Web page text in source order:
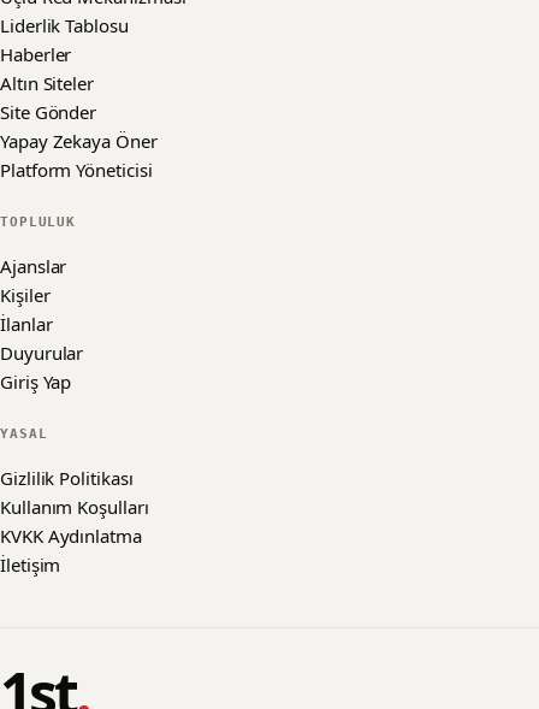
Liderlik Tablosu
Haberler
Altın Siteler
Site Gönder
Yapay Zekaya Öner
Platform Yöneticisi
TOPLULUK
Ajanslar
Kişiler
İlanlar
Duyurular
Giriş Yap
YASAL
Gizlilik Politikası
Kullanım Koşulları
KVKK Aydınlatma
İletişim
1st.